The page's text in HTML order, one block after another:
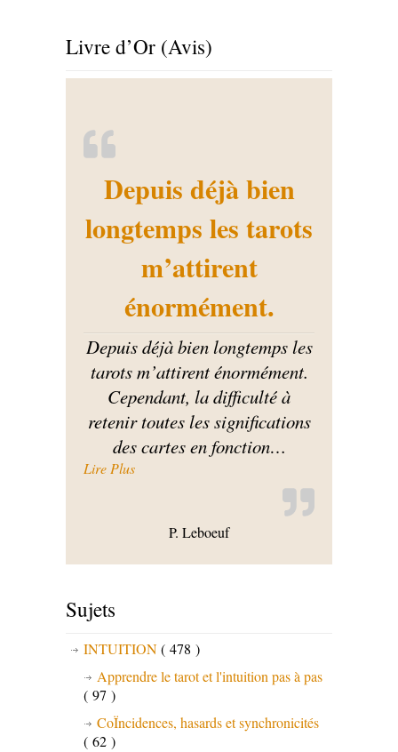
Livre d’Or (Avis)
Depuis déjà bien
longtemps les tarots
m’attirent
énormément.
Depuis déjà bien longtemps les
tarots m’attirent énormément.
Cependant, la difficulté à
retenir toutes les significations
des cartes en fonction…
Lire Plus« Depuis déjà bien longtemps les tarots
P. Leboeuf
Sujets
INTUITION( 478 )
Apprendre le tarot et l'intuition pas à pas
( 97 )
CoÏncidences, hasards et synchronicités
( 62 )